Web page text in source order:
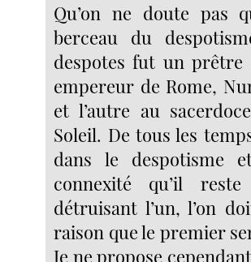
Qu’on ne doute pas
berceau du
despotes fut un
empereur de Rome,
et l’autre au
Soleil. De tous les
dans le despotisme
connexité qu’il
détruisant l’un, l’on
raison que le premier
Je ne propose